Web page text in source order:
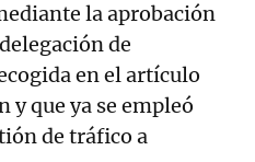
la aprobación
de
en el artículo
y que ya se empleó
de tráfico a